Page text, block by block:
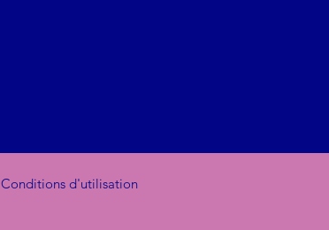
Conditions d'utilisation